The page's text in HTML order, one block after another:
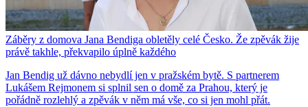
Záběry z domova Jana Bendiga obletěly celé Česko. Že zpěvák žije
právě takhle, překvapilo úplně každého
Jan Bendig už dávno nebydlí jen v pražském bytě. S partnerem
Lukášem Rejmonem si splnil sen o domě za Prahou, který je
pořádně rozlehlý a zpěvák v něm má vše, co si jen mohl přát.